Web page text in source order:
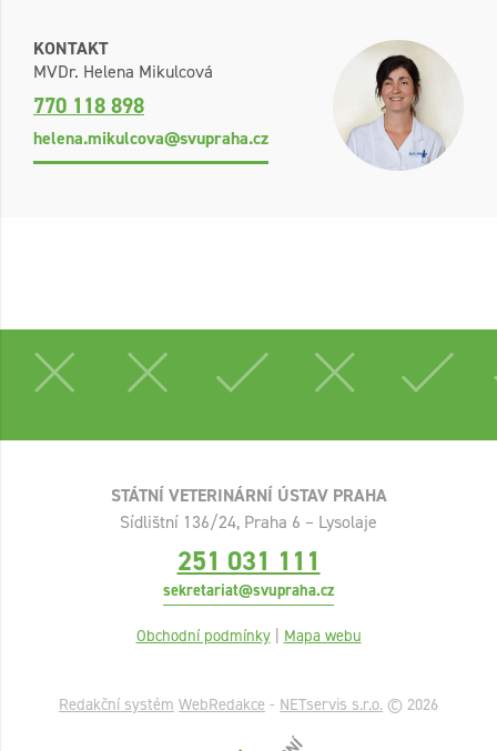
KONTAKT
MVDr. Helena Mikulcová
770 118 898
helena.mikulcova@svupraha.cz
STÁTNÍ VETERINÁRNÍ ÚSTAV PRAHA
Sídlištní 136/24, Praha 6 – Lysolaje
251 031 111
sekretariat@svupraha.cz
Obchodní podmínky | Mapa webu
Redakční systém WebRedakce - NETservis s.r.o. © 2026